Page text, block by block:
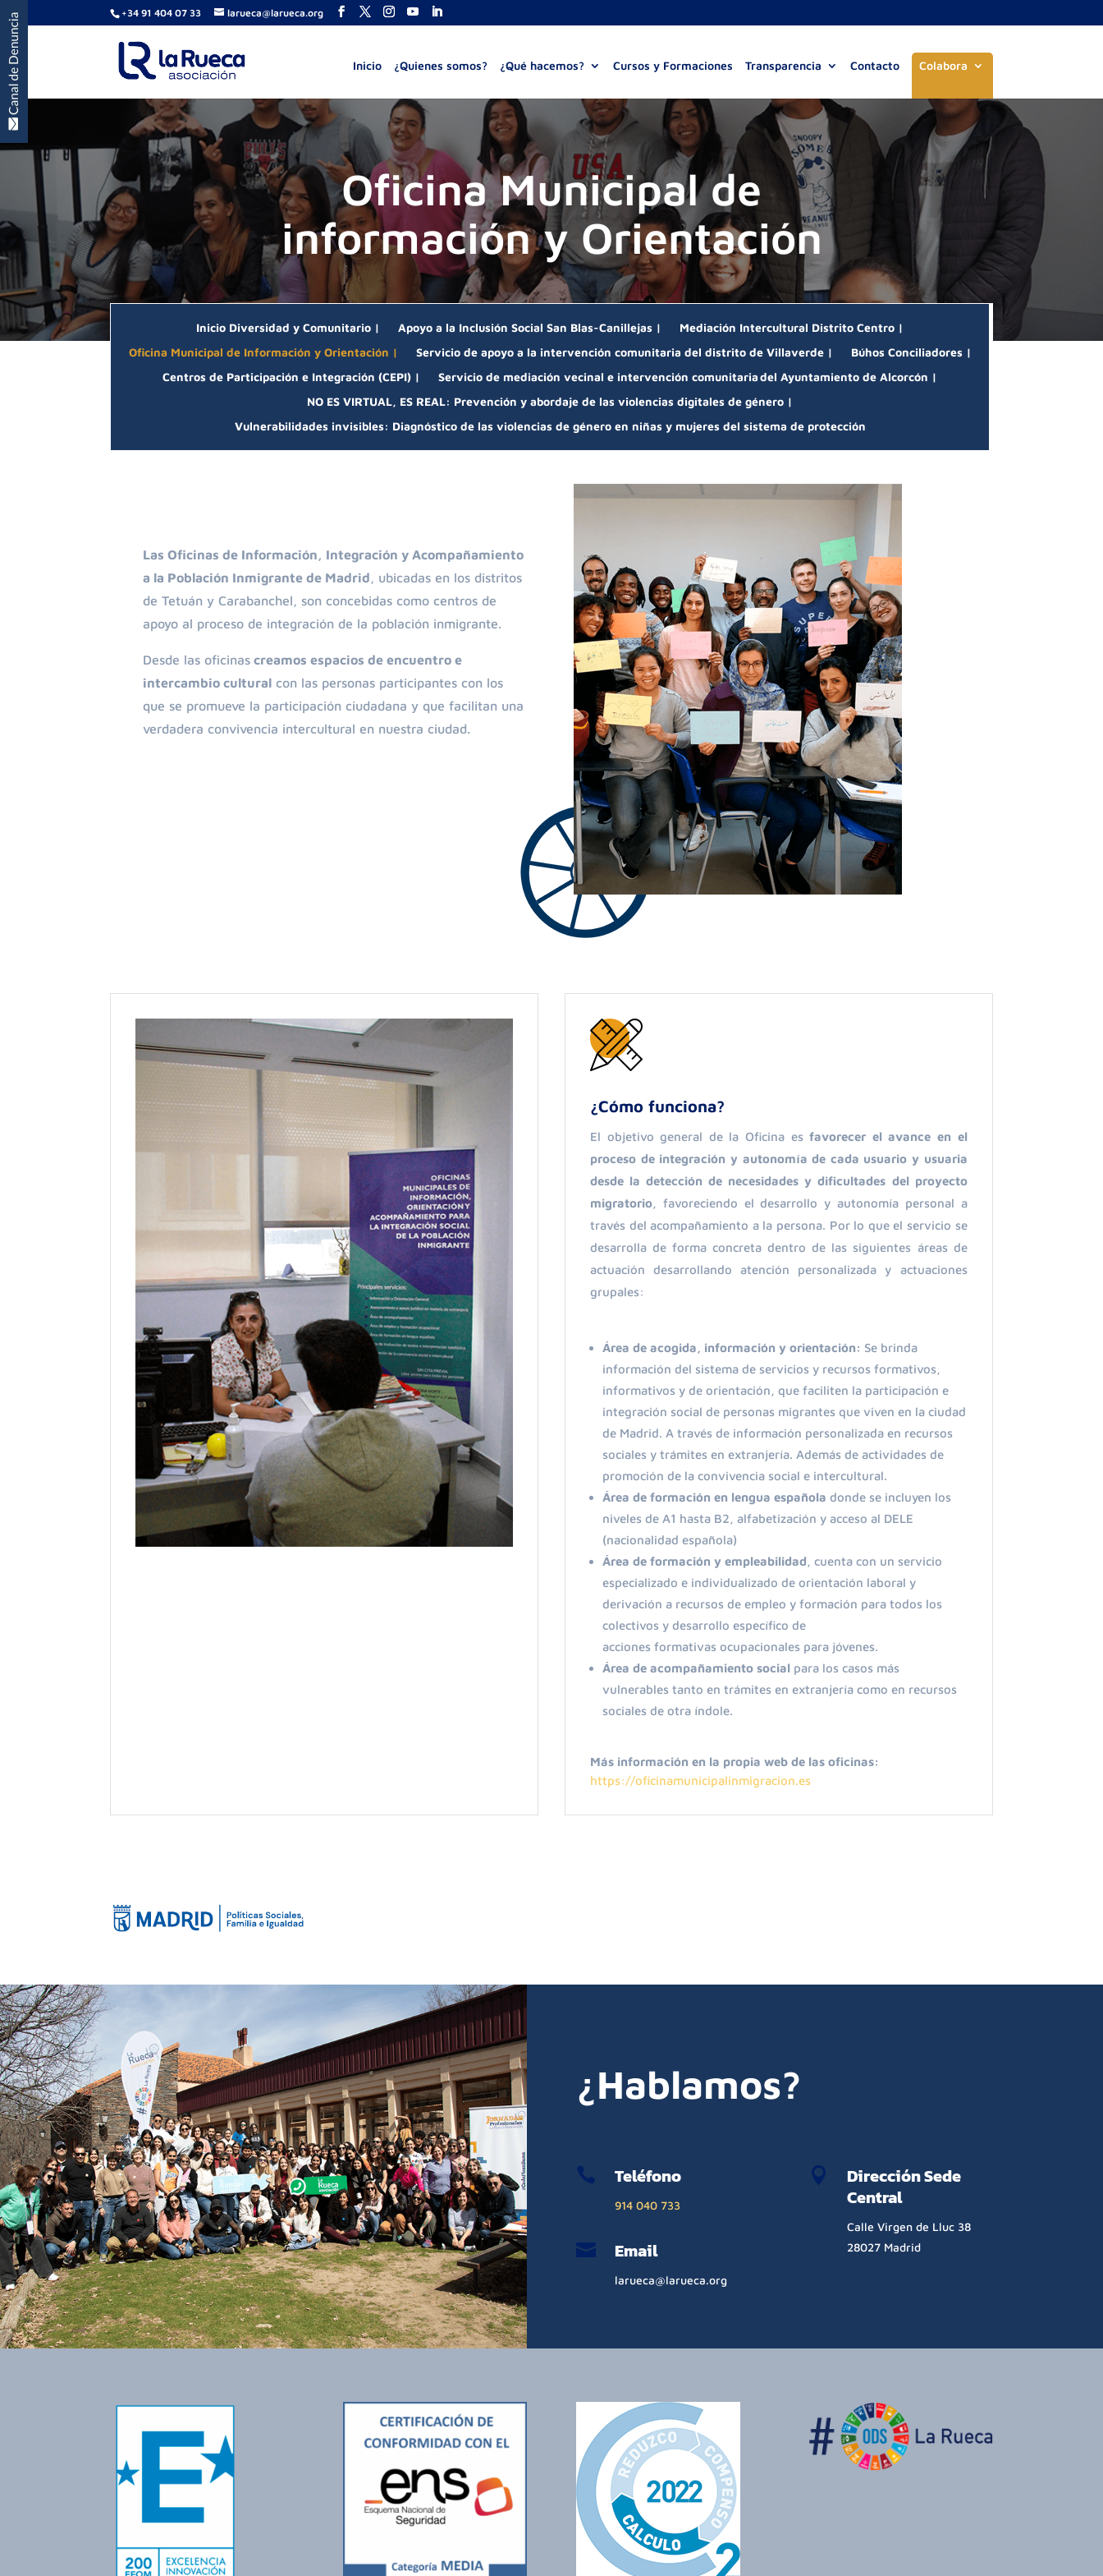
+34 91 404 07 33 larueca@larueca.org
Inicio ¿Quienes somos? ¿Qué hacemos? Cursos y Formaciones Transparencia Contacto Colabora
Oficina Municipal de
información y Orientación
Inicio Diversidad y Comunitario | Apoyo a la Inclusión Social San Blas-Canillejas |
Mediación Intercultural Distrito Centro |
Oficina Municipal de Información y Orientación |
Servicio de apoyo a la intervención comunitaria del distrito de Villaverde |
Búhos Conciliadores |
Centros de Participación e Integración (CEPI) |
Servicio de mediación vecinal e intervención comunitaria del Ayuntamiento de Alcorcón |
NO ES VIRTUAL, ES REAL: Prevención y abordaje de las violencias digitales de género |
Vulnerabilidades invisibles: Diagnóstico de las violencias de género en niñas y mujeres del sistema de protección
Las Oficinas de Información, Integración y Acompañamiento
a la Población Inmigrante de Madrid , ubicadas en los distritos
de Tetuán y Carabanchel, son concebidas como centros de
apoyo al proceso de integración de la población inmigrante.
Desde las oficinas creamos espacios de encuentro e
intercambio cultural con las personas participantes con los
que se promueve la participación ciudadana y que facilitan una
verdadera convivencia intercultural en nuestra ciudad.
¿Cómo funciona?
El objetivo general de la Oficina es favorecer el avance en el
proceso de integración y autonomía de cada usuario y usuaria
desde la detección de necesidades y dificultades del proyecto
migratorio, favoreciendo el desarrollo y autonomía personal a
través del acompañamiento a la persona. Por lo que el servicio se
desarrolla de forma concreta dentro de las siguientes áreas de
actuación desarrollando atención personalizada y actuaciones
grupales:
Área de acogida, información y orientación: Se brinda
información del sistema de servicios y recursos formativos,
informativos y de orientación, que faciliten la participación e
integración social de personas migrantes que viven en la ciudad
de Madrid. A través de información personalizada en recursos
sociales y trámites en extranjería. Además de actividades de
promoción de la convivencia social e intercultural.
Área de formación en lengua española donde se incluyen los
niveles de A1 hasta B2, alfabetización y acceso al DELE
(nacionalidad española)
Área de formación y empleabilidad, cuenta con un servicio
especializado e individualizado de orientación laboral y
derivación a recursos de empleo y formación para todos los
colectivos y desarrollo específico de
acciones formativas ocupacionales para jóvenes.
Área de acompañamiento social para los casos más
vulnerables tanto en trámites en extranjería como en recursos
sociales de otra índole.
Más información en la propia web de las oficinas:
https://oficinamunicipalinmigracion.es
¿Hablamos?
 Teléfono
914 040 733
 Email
larueca@larueca.org

Dirección Sede
Central
Calle Virgen de Lluc 38
28027 Madrid